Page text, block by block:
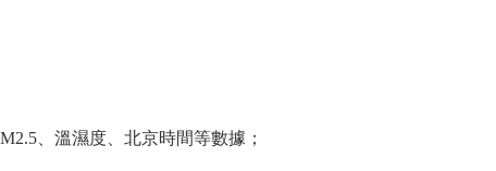
、溫濕度、北京時間等數據；